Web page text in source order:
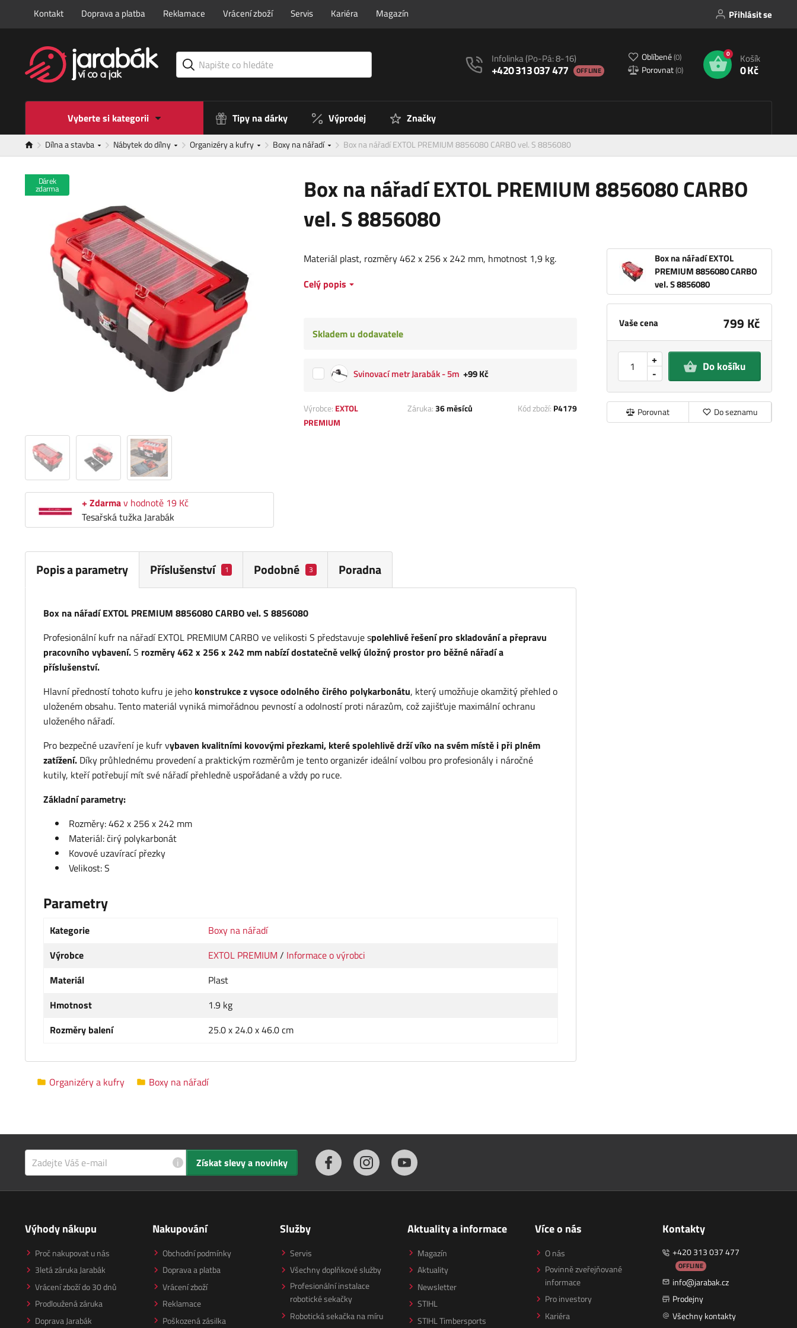
Kontakt Doprava a platba Reklamace Vrácení zboží Servis Kariéra Magazín Přihlásit se
Infolinka(Po-Pá: 8-16)
+420 313 037 477 OFFLINE
Oblíbené(0)
Porovnat(0)
0 Košík
0 Kč
Vyberte si kategorii Tipy na dárky Výprodej Značky
Dílna a stavba Nábytek do dílny Organizéry a kufry Boxy na nářadí Box na nářadí EXTOL PREMIUM 8856080 CARBO vel. S 8856080
Box na nářadí EXTOL PREMIUM 8856080 CARBO
vel. S 8856080
Dárek
zdarma
+ Zdarmav hodnotě 19 Kč
Tesařská tužka Jarabák
Box na nářadí EXTOL
PREMIUM 8856080 CARBO
vel. S 8856080
Vaše cena 799 Kč
-
+ Do košíku
Porovnat Do seznamu
Materiál plast, rozměry 462 x 256 x 242 mm, hmotnost 1,9 kg.
Celý popis
Skladem u dodavatele
Svinovací metr Jarabák - 5m +99 Kč
Výrobce: EXTOL
PREMIUM
Záruka:36 měsíců Kód zboží: P4179
Popis a parametry Příslušenství 1 Podobné 3 Poradna
Box na nářadí EXTOL PREMIUM 8856080 CARBO vel. S 8856080
Profesionální kufr na nářadí EXTOL PREMIUM CARBO ve velikosti S představuje spolehlivé řešení pro skladování a přepravu
pracovního vybavení.S rozměry 462 x 256 x 242 mm nabízí dostatečně velký úložný prostor pro běžné nářadí a
příslušenství.
Hlavní předností tohoto kufru je jeho konstrukce z vysoce odolného čirého polykarbonátu, který umožňuje okamžitý přehled o
uloženém obsahu. Tento materiál vyniká mimořádnou pevností a odolností proti nárazům, což zajišťuje maximální ochranu
uloženého nářadí.
Pro bezpečné uzavření je kufr vybaven kvalitními kovovými přezkami, které spolehlivě drží víko na svém místě i při plném
zatížení. Díky průhlednému provedení a praktickým rozměrům je tento organizér ideální volbou pro profesionály i náročné
kutily, kteří potřebují mít své nářadí přehledně uspořádané a vždy po ruce.
Základní parametry:
Rozměry: 462 x 256 x 242 mm
Materiál: čirý polykarbonát
Kovové uzavírací přezky
Velikost: S
Parametry
Kategorie
Boxy na nářadí
Výrobce
EXTOL PREMIUM / Informace o výrobci
Materiál
Plast
Hmotnost
1.9 kg
Rozměry balení
25.0 x 24.0 x 46.0 cm
Organizéry a kufry Boxy na nářadí
i Získat slevy a novinky
Výhody nákupu
Proč nakupovat u nás
3letá záruka Jarabák
Vrácení zboží do 30 dnů
Prodloužená záruka
Doprava Jarabák
Nakupování
Obchodní podmínky
Doprava a platba
Vrácení zboží
Reklamace
Poškozená zásilka
Služby
Servis
Všechny doplňkové služby
Profesionální instalace
robotické sekačky
Robotická sekačka na míru
Aktuality a informace
Magazín
Aktuality
Newsletter
STIHL
STIHL Timbersports
Více o nás
O nás
Povinně zveřejňované
informace
Pro investory
Kariéra
Kontakty
+420 313 037 477
OFFLINE
info@jarabak.cz
Prodejny
Všechny kontakty